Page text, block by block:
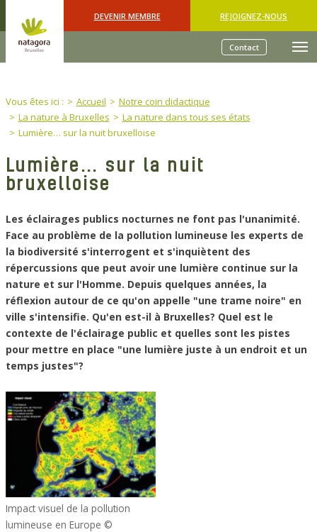
DEVENIR MEMBRE REJOIGNEZ-NOUS
Contact
You are here:
Vous êtes ici : Accueil
Notre coin didactique
La nature à Bruxelles
La nature dans tous ses états
Lumière… sur la nuit bruxelloise
Lumière… sur la nuit
bruxelloise
Les éclairages publics nocturnes ne font pas l'unanimité.
Face au problème de la pollution lumineuse les experts de
la biodiversité s'interrogent et s'inquiètent des
répercussions que peut avoir une lumière continue sur la
nature et sur l'Homme. Depuis quelques années, la
réflexion autour de ce qu'on appelle "une trame noire" en
ville s'intensifie. Qu'en est-il à Bruxelles? Quel est le
contexte de l'éclairage public et quelles sont les pistes
pour mettre en place "une lumière juste à un endroit et un
temps justes"?
Impact visuel de la pollution
lumineuse en Europe ©